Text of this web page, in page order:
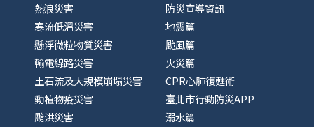
熱浪災害
寒流低溫災害
懸浮微粒物質災害
輸電線路災害
土石流及大規模崩塌災害
動植物疫災害
颱洪災害
防災宣導資訊
地震篇
颱風篇
火災篇
CPR心肺復甦術
臺北市行動防災APP
溺水篇